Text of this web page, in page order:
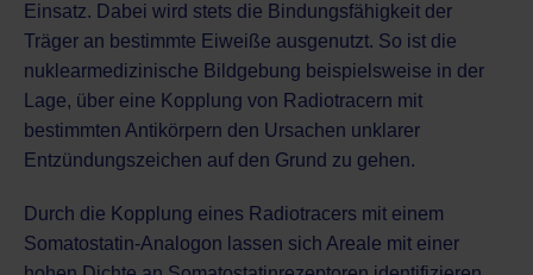
Einsatz. Dabei wird stets die Bindungsfähigkeit der
Träger an bestimmte Eiweiße ausgenutzt. So ist die
nuklearmedizinische Bildgebung beispielsweise in der
Lage, über eine Kopplung von Radiotracern mit
bestimmten Antikörpern den Ursachen unklarer
Entzündungszeichen auf den Grund zu gehen.
Durch die Kopplung eines Radiotracers mit einem
Somatostatin-Analogon lassen sich Areale mit einer